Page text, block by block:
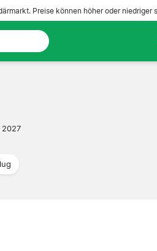
Preise können höher oder niedriger
2027